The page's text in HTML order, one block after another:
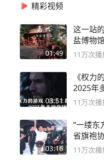
精彩视频
01:49
这一站
盐博物
逛！
11万次播
03:51
《权力
2025年
概要
11万次播
03:16
“一缕东
省旗袍
二团
11万次播